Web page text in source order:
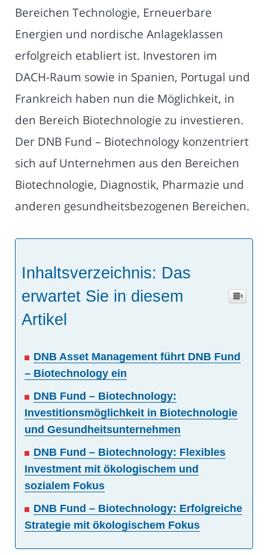
Bereichen Technologie, Erneuerbare
Energien und nordische Anlageklassen
erfolgreich etabliert ist. Investoren im
DACH-Raum sowie in Spanien, Portugal und
Frankreich haben nun die Möglichkeit, in
den Bereich Biotechnologie zu investieren.
Der DNB Fund – Biotechnology konzentriert
sich auf Unternehmen aus den Bereichen
Biotechnologie, Diagnostik, Pharmazie und
anderen gesundheitsbezogenen Bereichen.
Inhaltsverzeichnis: Das
erwartet Sie in diesem
Artikel
DNB Asset Management führt DNB Fund
– Biotechnology ein
DNB Fund – Biotechnology:
Investitionsmöglichkeit in Biotechnologie
und Gesundheitsunternehmen
DNB Fund – Biotechnology: Flexibles
Investment mit ökologischem und
sozialem Fokus
DNB Fund – Biotechnology: Erfolgreiche
Strategie mit ökologischem Fokus